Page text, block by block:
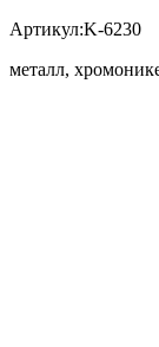
Артикул:K-6230
металл,